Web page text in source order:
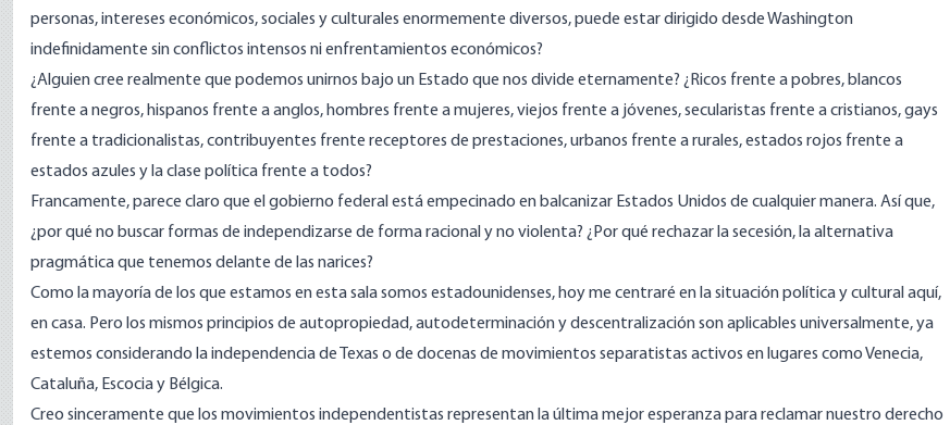
personas, intereses económicos, sociales y culturales enormemente diversos, puede estar dirigido desde Washington
indefinidamente sin conflictos intensos ni enfrentamientos económicos?
¿Alguien cree realmente que podemos unirnos bajo un Estado que nos divide eternamente? ¿Ricos frente a pobres, blancos
frente a negros, hispanos frente a anglos, hombres frente a mujeres, viejos frente a jóvenes, secularistas frente a cristianos, gays
frente a tradicionalistas, contribuyentes frente receptores de prestaciones, urbanos frente a rurales, estados rojos frente a
estados azules y la clase política frente a todos?
Francamente, parece claro que el gobierno federal está empecinado en balcanizar Estados Unidos de cualquier manera. Así que,
¿por qué no buscar formas de independizarse de forma racional y no violenta? ¿Por qué rechazar la secesión, la alternativa
pragmática que tenemos delante de las narices?
Como la mayoría de los que estamos en esta sala somos estadounidenses, hoy me centraré en la situación política y cultural aquí,
en casa. Pero los mismos principios de autopropiedad, autodeterminación y descentralización son aplicables universalmente, ya
estemos considerando la independencia de Texas o de docenas de movimientos separatistas activos en lugares como Venecia,
Cataluña, Escocia y Bélgica.
Creo sinceramente que los movimientos independentistas representan la última mejor esperanza para reclamar nuestro derecho